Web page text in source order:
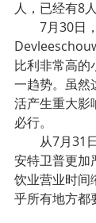
人，已经有8人
7月30日
比利非常高的
一趋势。虽然
活产生重大影
必行。
从7月31
安特卫普更加
饮业营业时间
乎所有地方都